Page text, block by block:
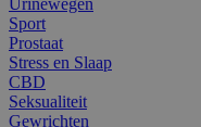
Sport
Prostaat
Stress en Slaap
CBD
Seksualiteit
Gewrichten